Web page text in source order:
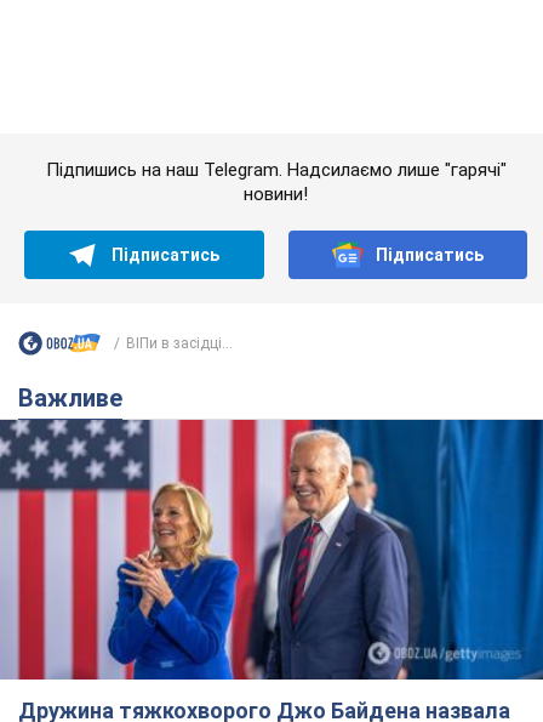
Важливе
Дружина тяжкохворого Джо Байдена назвала
перший симптом, який сигналізував про його
"агресивний" рак
Спершу лікарі не надали цьому належної уваги
6.08.2026 12:46 18,0 т.
Відпустка Лесі Нікітюк у Карпатах
обернулася скандалом: чому ведучу